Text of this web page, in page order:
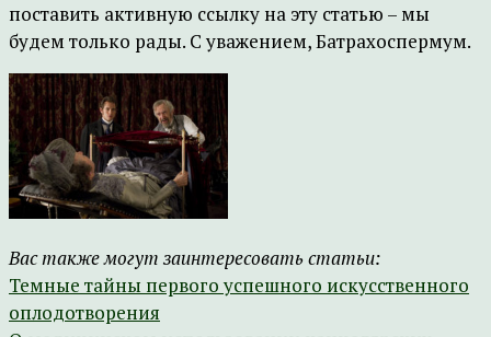
поставить активную ссылку на эту статью – мы
будем только рады. С уважением, Батрахоспермум.
Вас также могут заинтересовать статьи:
Темные тайны первого успешного искусственного
оплодотворения